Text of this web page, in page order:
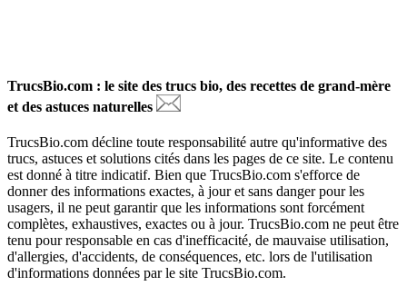
TrucsBio.com : le site des trucs bio, des recettes de grand-mère
et des astuces naturelles
TrucsBio.com décline toute responsabilité autre qu'informative des
trucs, astuces et solutions cités dans les pages de ce site. Le contenu
est donné à titre indicatif. Bien que TrucsBio.com s'efforce de
donner des informations exactes, à jour et sans danger pour les
usagers, il ne peut garantir que les informations sont forcément
complètes, exhaustives, exactes ou à jour. TrucsBio.com ne peut être
tenu pour responsable en cas d'inefficacité, de mauvaise utilisation,
d'allergies, d'accidents, de conséquences, etc. lors de l'utilisation
d'informations données par le site TrucsBio.com.